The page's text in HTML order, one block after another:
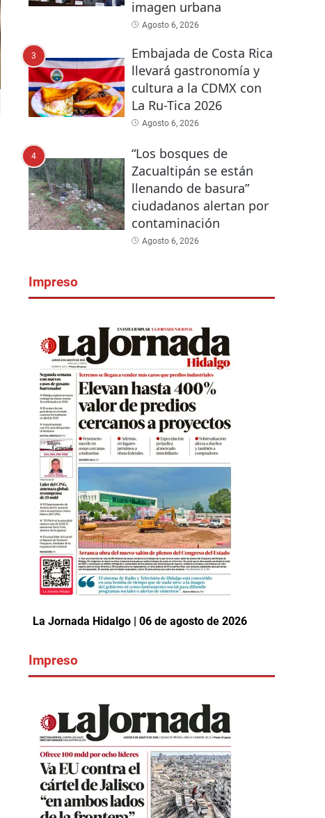
imagen urbana
Agosto 6, 2026
3
Embajada de Costa Rica
llevará gastronomía y
cultura a la CDMX con
La Ru-Tica 2026
Agosto 6, 2026
4
“Los bosques de
Zacualtipán se están
llenando de basura”
ciudadanos alertan por
contaminación
Agosto 6, 2026
Impreso
La Jornada Hidalgo | 06 de agosto de 2026
Impreso